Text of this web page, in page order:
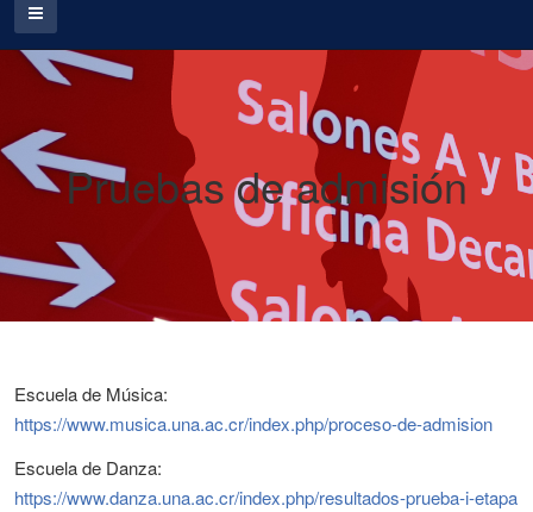
Pruebas de admisión
Escuela de Música:
https://www.musica.una.ac.cr/index.php/proceso-de-admision
Escuela de Danza:
https://www.danza.una.ac.cr/index.php/resultados-prueba-i-etapa